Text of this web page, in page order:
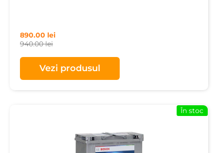
940.00lei
890.00 lei
Vezi produsul
În stoc